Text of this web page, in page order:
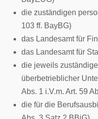
die zuständigen
103 ff. BayBG)
das Landesamt für
das Landesamt für
die jeweils
überbetrieblicher
Abs. 1 i.V.m. Art. 59
die für die